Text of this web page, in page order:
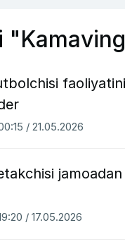
/ 21.05.2026
/ 17.05.2026